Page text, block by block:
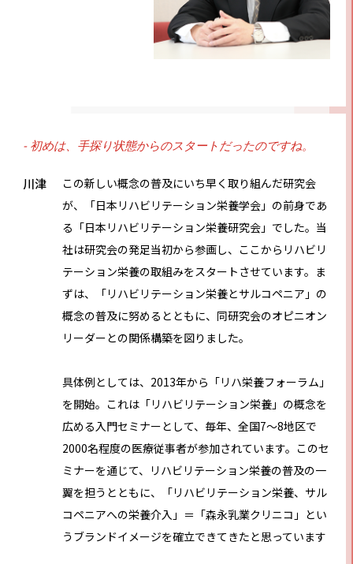
- 初めは、手探り状態からのスタートだったのですね。
川津
この新しい概念の普及にいち早く取り組んだ研究会
が、「日本リハビリテーション栄養学会」の前身であ
る「日本リハビリテーション栄養研究会」でした。当
社は研究会の発足当初から参画し、ここからリハビリ
テーション栄養の取組みをスタートさせています。ま
ずは、「リハビリテーション栄養とサルコペニア」の
概念の普及に努めるとともに、同研究会のオピニオン
リーダーとの関係構築を図りました。
具体例としては、2013年から「リハ栄養フォーラム」
を開始。これは「リハビリテーション栄養」の概念を
広める入門セミナーとして、毎年、全国7～8地区で
2000名程度の医療従事者が参加されています。このセ
ミナーを通じて、リハビリテーション栄養の普及の一
翼を担うとともに、「リハビリテーション栄養、サル
コペニアへの栄養介入」＝「森永乳業クリニコ」とい
うブランドイメージを確立できてきたと思っています